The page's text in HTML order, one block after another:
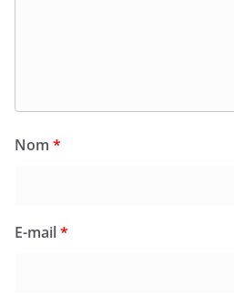
Nom *
E-mail*